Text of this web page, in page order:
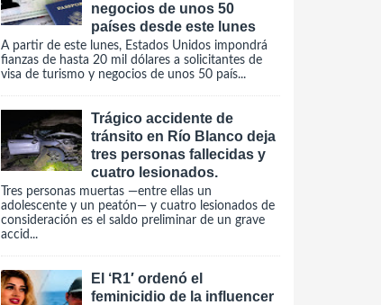
negocios de unos 50
países desde este lunes
A partir de este lunes, Estados Unidos impondrá
fianzas de hasta 20 mil dólares a solicitantes de
visa de turismo y negocios de unos 50 país...
Trágico accidente de
tránsito en Río Blanco deja
tres personas fallecidas y
cuatro lesionados.
Tres personas muertas —entre ellas un
adolescente y un peatón— y cuatro lesionados de
consideración es el saldo preliminar de un grave
accid...
El ‘R1′ ordenó el
feminicidio de la influencer